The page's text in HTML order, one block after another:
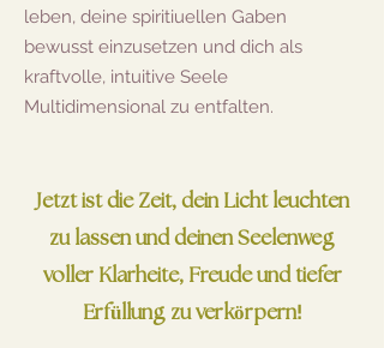
leben, deine spiritiuellen Gaben
bewusst einzusetzen und dich als
kraftvolle, intuitive Seele
Multidimensional zu entfalten.
Jetzt ist die Zeit, dein Licht leuchten
zu lassen und deinen Seelenweg
voller Klarheite, Freude und tiefer
Erfüllung zu verkörpern!